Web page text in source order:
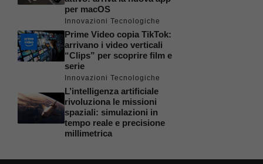
per macOS
Innovazioni Tecnologiche
Prime Video copia TikTok:
arrivano i video verticali
“Clips” per scoprire film e
serie
Innovazioni Tecnologiche
L’intelligenza artificiale
rivoluziona le missioni
spaziali: simulazioni in
tempo reale e precisione
millimetrica